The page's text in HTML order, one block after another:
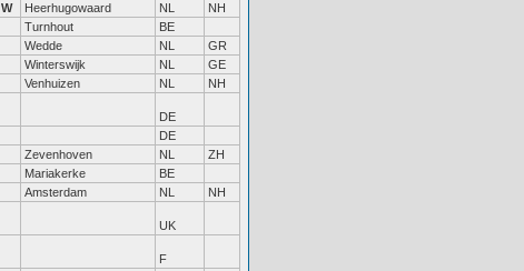
W Heerhugowaard NL
NH
Turnhout
BE
Wedde NL
GR
Winterswijk NL
GE
Venhuizen NL NH
DE
DE
Zevenhoven NL
ZH
Mariakerke
BE
Amsterdam NL NH
UK
F